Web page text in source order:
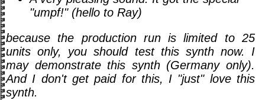
"umpf!" (hello to Ray)
because the production run is limited to 25
units only, you should test this synth now. I
may demonstrate this synth (Germany only).
And I don't get paid for this, I "just" love this
synth.